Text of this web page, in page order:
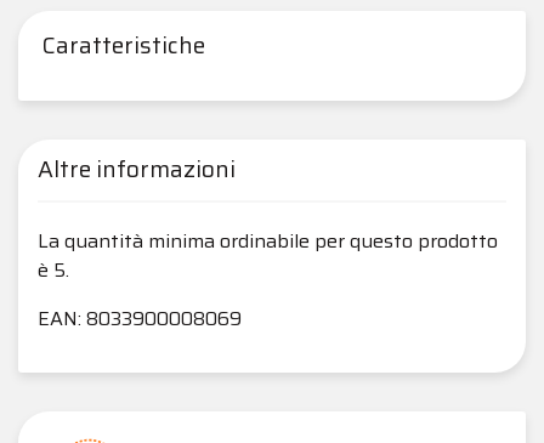
Caratteristiche
Altre informazioni
La quantità minima ordinabile per questo prodotto
è 5.
EAN: 8033900008069